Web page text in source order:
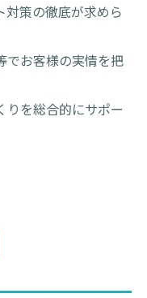
対策の徹底が求めら
でお客様の実情を把
りを総合的にサポー